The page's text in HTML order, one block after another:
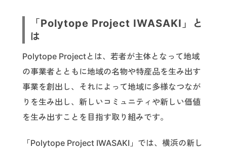
「Polytope Project IWASAKI」と
は
Polytope Projectとは、若者が主体となって地域
の事業者とともに地域の名物や特産品を生み出す
事業を創出し、それによって地域に多様なつなが
りを生み出し、新しいコミュニティや新しい価値
を生み出すことを目指す取り組みです。
「Polytope Project IWASAKI」では、横浜の新し